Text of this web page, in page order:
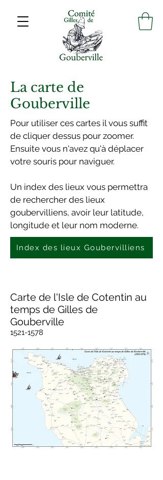
La carte de
Gouberville
Pour utiliser ces cartes il vous suffit
de cliquer dessus pour zoomer.
Ensuite vous n'avez qu'à déplacer
votre souris pour naviguer.
Un index des lieux vous permettra
de rechercher des lieux
goubervilliens, avoir leur latitude,
longitude et leur nom moderne.
Index des lieux Goubervilliens
Carte de l'Isle de Cotentin au
temps de Gilles de
Gouberville
1521-1578